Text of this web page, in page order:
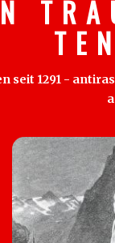
T R
T E
seit 1291 -